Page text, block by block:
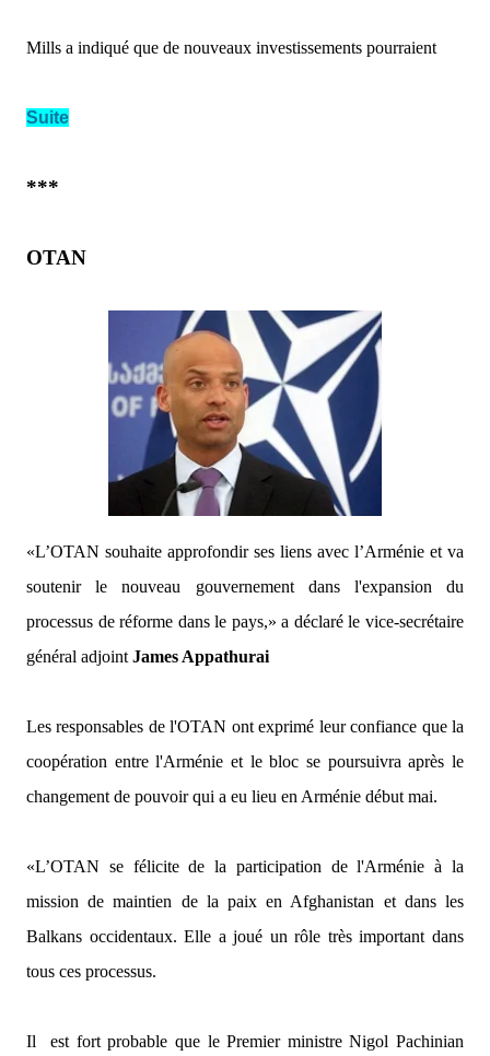
Mills a indiqué que de nouveaux investissements pourraient
Suite
***
OTAN
«L’OTAN souhaite approfondir ses liens avec l’Arménie et va
soutenir le nouveau gouvernement dans l'expansion du
processus de réforme dans le pays,» a déclaré le vice-secrétaire
général adjoint James Appathurai
Les responsables de l'OTAN ont exprimé leur confiance que la
coopération entre l'Arménie et le bloc se poursuivra après le
changement de pouvoir qui a eu lieu en Arménie début mai.
«L’OTAN se félicite de la participation de l'Arménie à la
mission de maintien de la paix en Afghanistan et dans les
Balkans occidentaux. Elle a joué un rôle très important dans
tous ces processus.
Il est fort probable que le Premier ministre Nigol Pachinian